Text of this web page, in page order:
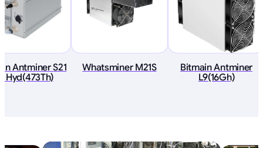
Antminer S21
Hyd(473Th)
Whatsminer M21S
Bitmain Antminer
L9(16Gh)